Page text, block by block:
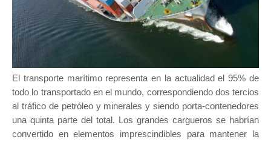
El transporte marítimo representa en la actualidad el 95% de
todo lo transportado en el mundo, correspondiendo dos tercios
al tráfico de petróleo y minerales y siendo porta-contenedores
una quinta parte del total. Los grandes cargueros se habrían
convertido en elementos imprescindibles para mantener la